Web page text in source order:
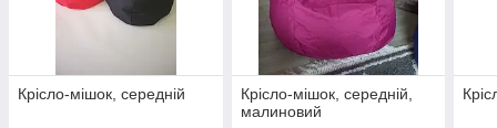
Крісло-мішок, середній
Крісло-мішок, середній,
малиновий